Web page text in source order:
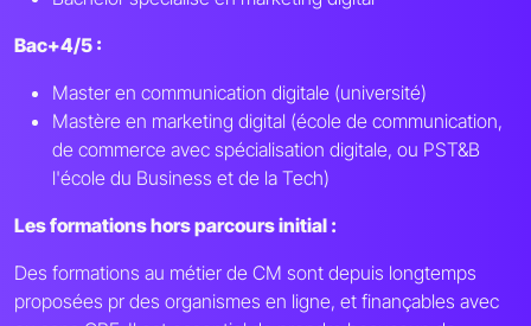
Bac+4/5 :
Master en communication digitale (université)
Mastère en marketing digital (école de communication,
de commerce avec spécialisation digitale, ou PST&B
l'école du Business et de la Tech)
Les formations hors parcours initial :
Des formations au métier de CM sont depuis longtemps
proposées pr des organismes en ligne, et finançables avec